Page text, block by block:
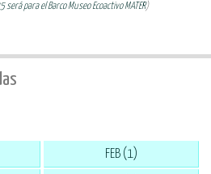
para el Barco Museo Ecoactivo MATER)
FEB (1)